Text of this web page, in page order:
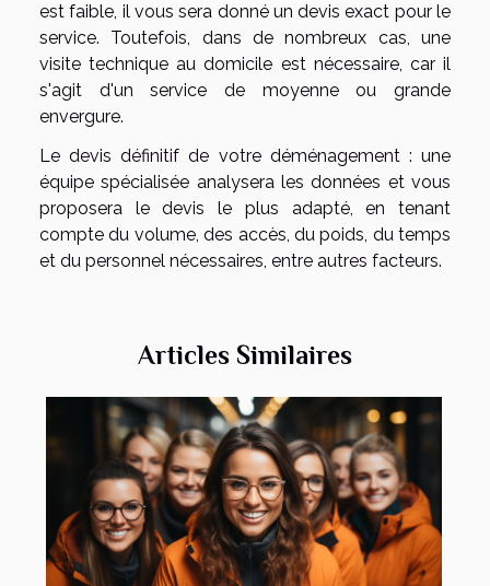
est faible, il vous sera donné un devis exact pour le
service. Toutefois, dans de nombreux cas, une
visite technique au domicile est nécessaire, car il
s'agit d'un service de moyenne ou grande
envergure.
Le devis définitif de votre déménagement : une
équipe spécialisée analysera les données et vous
proposera le devis le plus adapté, en tenant
compte du volume, des accès, du poids, du temps
et du personnel nécessaires, entre autres facteurs.
Articles Similaires